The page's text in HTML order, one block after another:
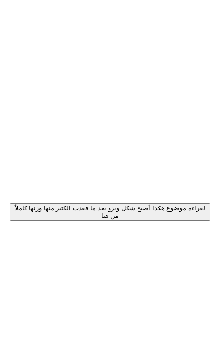
لقراءة موضوع هكذا أصبح شكل ويزو بعد ما فقدت الكثير منها وزنها كاملاً
من هنا